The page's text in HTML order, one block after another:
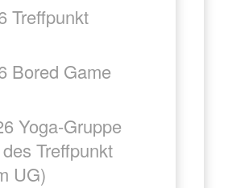
Treffpunkt
Bored Game
Yoga-Gruppe
Treffpunkt
UG)